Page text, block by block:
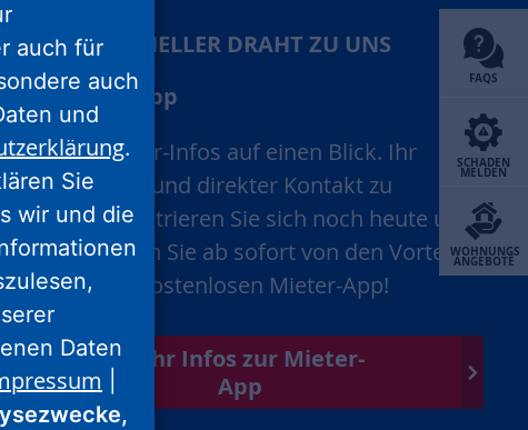
FAQS
SCHADEN
MELDEN
WOHNUNGS
ANGEBOTE
IHR SCHNELLER DRAHT ZU UNS
Mieter-App
Alle Mieter-Infos auf einen Blick. Ihr
schneller und direkter Kontakt zu
uns. Registrieren Sie sich noch heute und
profitieren Sie ab sofort von den Vorteilen
unserer kostenlosen Mieter-App!
Mehr Infos zur Mieter-
App
auch für
auch
und
.
Sie
wir und die
Daten